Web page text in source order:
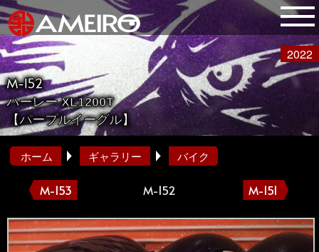
M-152
ハーレー XL1200T
【パープルイーグル】
2022
ホーム ギャラリー バイク
M-153 M-152 M-151